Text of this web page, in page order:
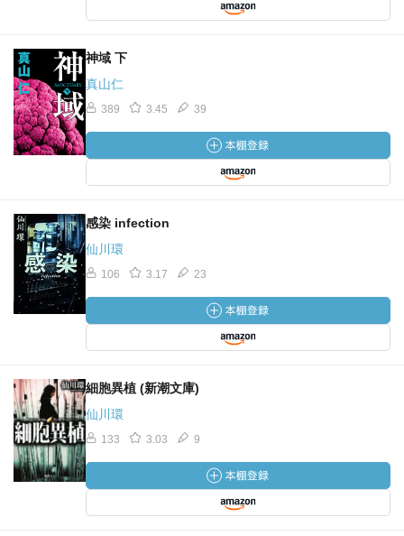
神域 下
真山仁
389 3.45 39
感染 infection
仙川環
106 3.17 23
細胞異植 (新潮文庫)
仙川環
133 3.03 9